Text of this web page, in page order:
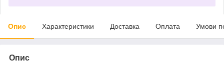
Опис Характеристики Доставка Оплата Умови
Опис